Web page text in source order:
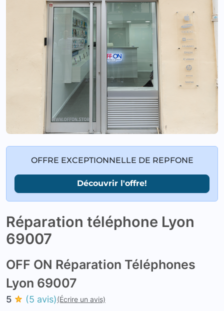
OFFRE EXCEPTIONNELLE DE REPFONE
Découvrir l'offre!
Réparation téléphone Lyon
69007
OFF ON Réparation Téléphones
Lyon 69007
5 (5 avis)(Écrire un avis)